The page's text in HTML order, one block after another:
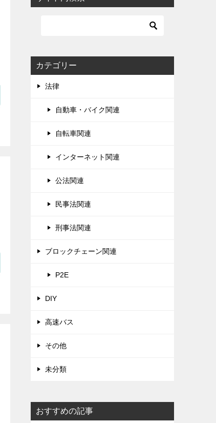
カテゴリー
法律
自動車・バイク関連
自転車関連
インターネット関連
公法関連
民事法関連
刑事法関連
ブロックチェーン関連
P2E
DIY
高速バス
その他
未分類
おすすめの記事